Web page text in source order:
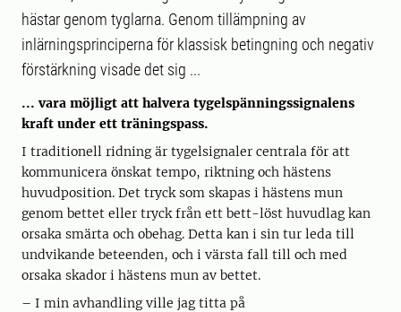
hästar genom tyglarna. Genom tillämpning av
inlärningsprinciperna för klassisk betingning och negativ
förstärkning visade det sig ...
... vara möjligt att halvera tygelspänningssignalens
kraft under ett träningspass.
I traditionell ridning är tygelsignaler centrala för att
kommunicera önskat tempo, riktning och hästens
huvudposition. Det tryck som skapas i hästens mun
genom bettet eller tryck från ett bett-löst huvudlag kan
orsaka smärta och obehag. Detta kan i sin tur leda till
undvikande beteenden, och i värsta fall till och med
orsaka skador i hästens mun av bettet.
– I min avhandling ville jag titta på